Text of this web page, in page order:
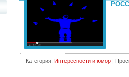
Категория: Интересности и юмор|